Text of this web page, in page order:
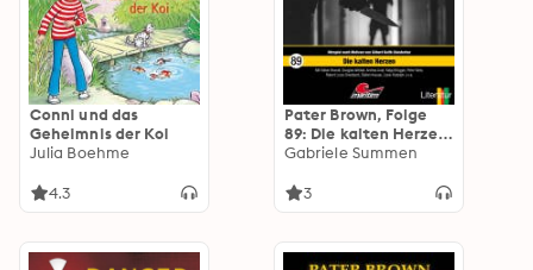
Conni und das
Geheimnis der Koi
Julia Boehme
4.3
Pater Brown, Folge
89: Die kalten Herzen
(ungekürzt)
Gabriele Summen
3